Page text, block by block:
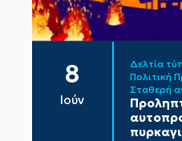
8
Ιούν
Δελτία
Πολιτική
Σταθερή